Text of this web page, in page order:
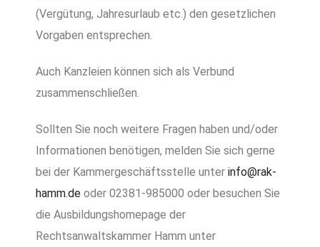
(Vergütung, Jahresurlaub etc.) den gesetzlichen
Vorgaben entsprechen.
Auch Kanzleien können sich als Verbund
zusammenschließen.
Sollten Sie noch weitere Fragen haben und/oder
Informationen benötigen, melden Sie sich gerne
bei der Kammergeschäftsstelle unter info@rak-
hamm.de oder 02381-985000 oder besuchen Sie
die Ausbildungshomepage der
Rechtsanwaltskammer Hamm unter